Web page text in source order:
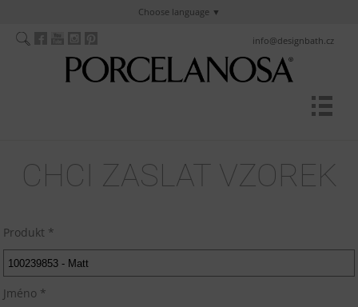
Choose language
info@designbath.cz
CHCI ZASLAT VZOREK
Produkt *
Jméno *